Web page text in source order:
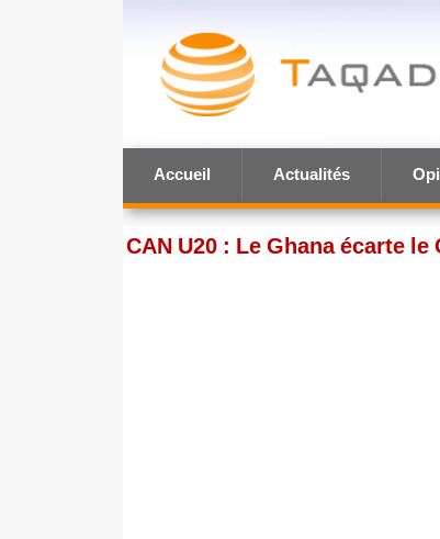
Accueil Actualités
CAN U20 : Le Ghana écarte